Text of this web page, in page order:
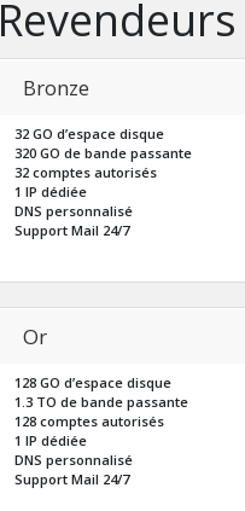
Bronze
32 GO d’espace disque
320 GO de bande passante
32 comptes autorisés
1 IP dédiée
DNS personnalisé
Support Mail 24/7
Or
128 GO d’espace disque
1.3 TO de bande passante
128 comptes autorisés
1 IP dédiée
DNS personnalisé
Support Mail 24/7